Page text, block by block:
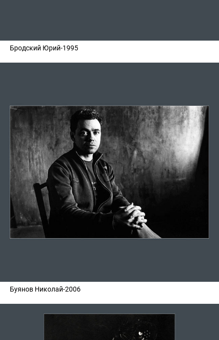
Бродский Юрий-1995
Буянов Николай-2006